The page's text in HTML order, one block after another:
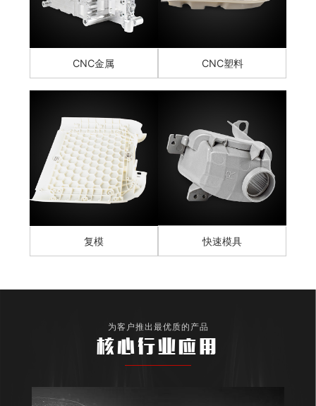
CNC金属 CNC塑料
复模 快速模具
为客户推出最优质的产品
核心行业应用